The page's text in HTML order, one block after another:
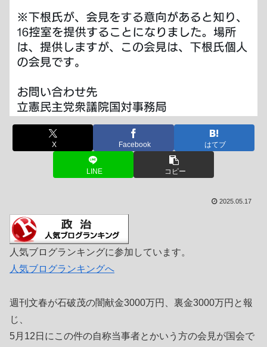
X Facebook はてブ
LINE コピー
2025.05.17
人気ブログランキングに参加しています。
人気ブログランキングへ
週刊文春が石破茂の闇献金3000万円、裏金3000万円と報
じ、
5月12日にこの件の自称当事者とかいう方の会見が国会で